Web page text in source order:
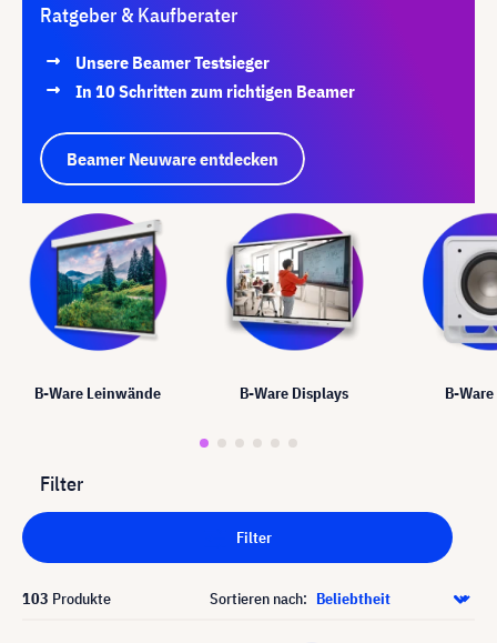
Ratgeber & Kaufberater
Unsere Beamer Testsieger
In 10 Schritten zum richtigen Beamer
Beamer Neuware entdecken
B-Ware Leinwände B-Ware Displays B-
Filter
Filter
103 Produkte Sortieren nach: